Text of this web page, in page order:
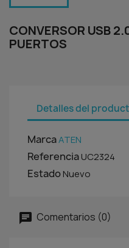
CONVERSOR USB
PUERTOS
Detalles del
MarcaATEN
ReferenciaUC2324
EstadoNuevo
Comentarios (0)